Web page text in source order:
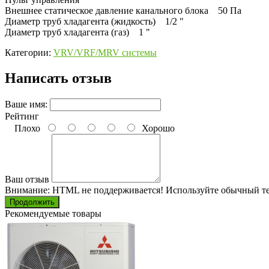
Внешнее статическое давление канального блока 50 Па
Диаметр труб хладагента (жидкость) 1/2 "
Диаметр труб хладагента (газ) 1 "
Категории: VRV/VRF/MRV системы
Написать отзыв
Ваше имя:
Рейтинг
Плохо
Хорошо
Ваш отзыв
Внимание: HTML не поддерживается! Используйте обычный
Продолжить
Рекомендуемые товары